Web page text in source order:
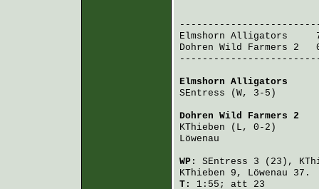
Elmshorn Alligators
Dohren Wild Farmers 2
Elmshorn Alligators
SEntress (W, 3-5)
Dohren Wild Farmers 2
KThieben (L, 0-2)
Löwenau
WP: SEntress 3 (23),
KThieben 9, Löwenau 37.
T:
1:55; att 23